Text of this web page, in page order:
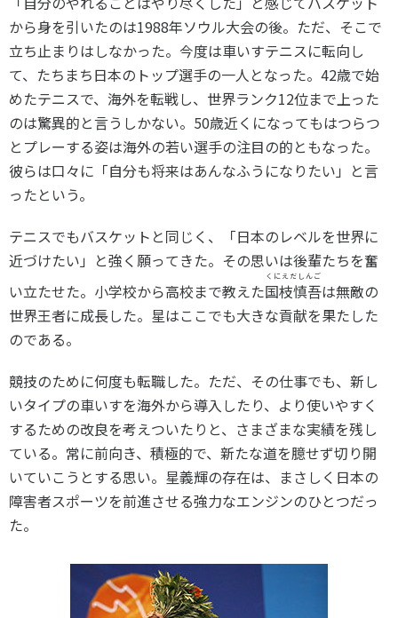
から身を引いたのは1988年ソウル大会の後。ただ、そこで
立ち止まりはしなかった。今度は車いすテニスに転向し
て、たちまち日本のトップ選手の一人となった。42歳で始
めたテニスで、海外を転戦し、世界ランク12位まで上った
のは驚異的と言うしかない。50歳近くになってもはつらつ
とプレーする姿は海外の若い選手の注目の的ともなった。
彼らは口々に「自分も将来はあんなふうになりたい」と言
ったという。
テニスでもバスケットと同じく、「日本のレベルを世界に
近づけたい」と強く願ってきた。その思いは後輩たちを奮
い立たせた。小学校から高校まで教えた国枝慎吾
くにえだしんご
は無敵の
世界王者に成長した。星はここでも大きな貢献を果たした
のである。
競技のために何度も転職した。ただ、その仕事でも、新し
いタイプの車いすを海外から導入したり、より使いやすく
するための改良を考えついたりと、さまざまな実績を残し
ている。常に前向き、積極的で、新たな道を臆せず切り開
いていこうとする思い。星義輝の存在は、まさしく日本の
障害者スポーツを前進させる強力なエンジンのひとつだっ
た。